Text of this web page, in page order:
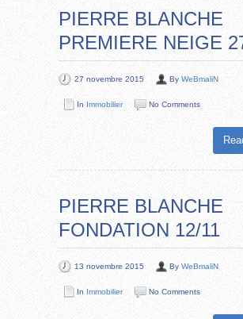
PIERRE BLANCHE
PREMIERE NEIGE
27 novembre 2015 By WeBmaliN
In Immobilier No Comments
PIERRE BLANCHE
FONDATION 12/11
13 novembre 2015 By WeBmaliN
In Immobilier No Comments